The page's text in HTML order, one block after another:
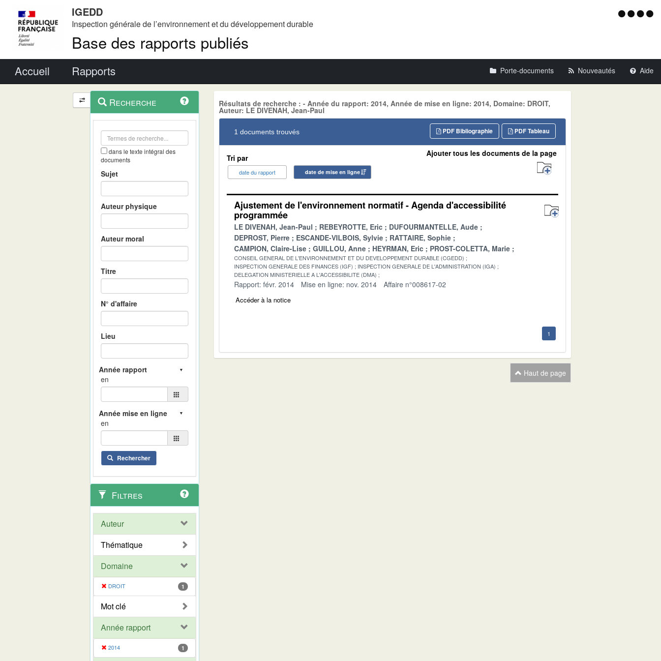
IGEDD
Inspection générale de l’environnement et du développement durable
Base des rapports publiés
Menu
Accueil Rapports Porte-documents Nouveautés Aide
Navigation
et
outils
contextuel
Recherche
dans le texte intégral des
documents
Sujet
Auteur physique
Auteur moral
Titre
N° d'affaire
Lieu
en
en
Rechercher
Filtres
Auteur
Thématique
Domaine
DROIT 1
Mot clé
Année rapport
2014 1
Résultats de recherche : - Année du rapport: 2014, Année de mise en ligne: 2014, Domaine: DROIT,
Auteur: LE DIVENAH, Jean-Paul
1 documents trouvés PDF Tableau
PDF Bibliographie
Tri par
date du rapport date de mise en ligne
Ajouter tous les documents de la page
Ajustement de l'environnement normatif - Agenda d'accessibilité
programmée
LE DIVENAH, Jean-Paul REBEYROTTE, Eric
DUFOURMANTELLE, Aude
DEPROST, Pierre
ESCANDE-VILBOIS, Sylvie
RATTAIRE, Sophie
CAMPION, Claire-Lise
GUILLOU, Anne HEYRMAN, Eric PROST-COLETTA, Marie
CONSEIL GENERAL DE L'ENVIRONNEMENT ET DU DEVELOPPEMENT DURABLE (CGEDD)
INSPECTION GENERALE DES FINANCES (IGF)
INSPECTION GENERALE DE L'ADMINISTRATION (IGA)
DELEGATION MINISTERIELLE A L'ACCESSIBILITE (DMA)
Rapport: févr. 2014 Mise en ligne: nov. 2014 Affaire n°008617-02
Accéder à la notice
1
Haut de page